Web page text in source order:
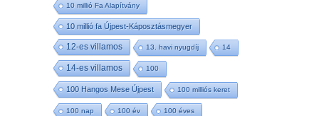
10 millió Fa Alapítvány
10 millió fa Újpest-Káposztásmegyer
12-es villamos 13. havi nyugdíj 14
14-es villamos 100
100 Hangos Mese Újpest 100 milliós keret
100 nap 100 év 100 éves